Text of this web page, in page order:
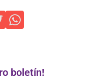
boletín!